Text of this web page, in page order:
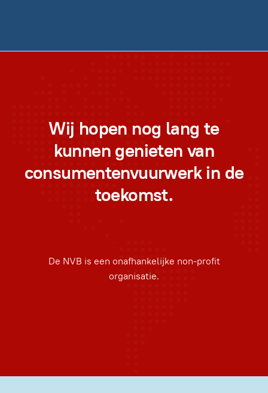
Wij hopen nog lang te
kunnen genieten van
consumentenvuurwerk in de
toekomst.
De NVB is een onafhankelijke non-profit
organisatie.